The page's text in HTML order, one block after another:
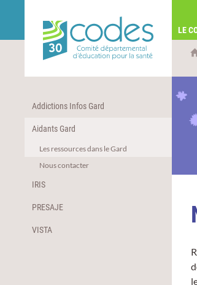
LE
Addictions Infos Gard
Aidants Gard
Les ressources dans le Gard
Nous contacter
IRIS
PRESAJE
VISTA